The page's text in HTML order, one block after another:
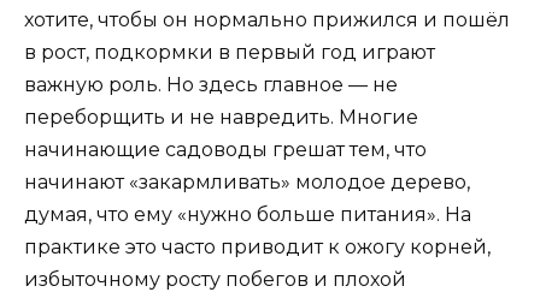
хотите, чтобы он нормально прижился и пошёл
в рост, подкормки в первый год играют
важную роль. Но здесь главное — не
переборщить и не навредить. Многие
начинающие садоводы грешат тем, что
начинают «закармливать» молодое дерево,
думая, что ему «нужно больше питания». На
практике это часто приводит к ожогу корней,
избыточному росту побегов и плохой